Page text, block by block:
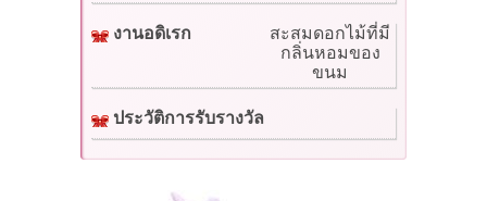
งานอดิเรก
สะสมดอกไม้ที่มี
กลิ่นหอมของ
ขนม
ประวัติการรับรางวัล